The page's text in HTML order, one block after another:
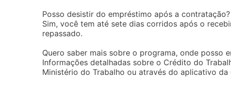
Posso desistir do empréstimo após a contratação?
Sim, você tem até sete dias corridos após o
repassado.
Quero saber mais sobre o programa, onde posso
Informações detalhadas sobre o Crédito do
Ministério do Trabalho ou através do aplicativo